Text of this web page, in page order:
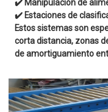
✔️ Manipulación de
✔️ Estaciones de
Estos sistemas son
corta distancia, zonas
de amortiguamiento